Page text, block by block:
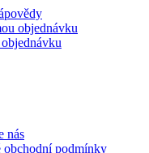
objednávku
nás
obchodní podmínky